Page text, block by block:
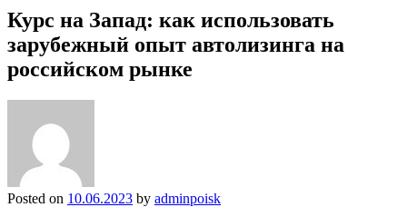
Курс на Запад: как использовать
зарубежный опыт автолизинга на
российском рынке
Posted on 10.06.2023 by adminpoisk